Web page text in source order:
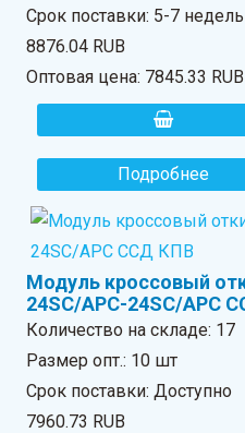
Срок поставки: 5-7 недель
8876.04 RUB
Оптовая цена: 7845.33 RUB
Подробнее
Модуль кроссовый
24SC/APC-24SC/APC
Количество на складе: 17
Размер опт.: 10 шт
Срок поставки: Доступно
7960.73 RUB